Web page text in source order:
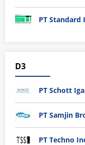
PT Standard
D3
PT Schott
PT Samjin
PT Techno